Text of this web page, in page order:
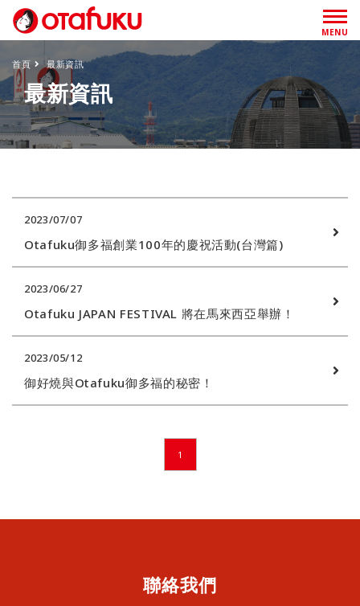
MENU
首頁 最新資訊
最新資訊
2023/07/07
Otafuku御多福創業100年的慶祝活動(台灣篇)
2023/06/27
Otafuku JAPAN FESTIVAL 將在馬來西亞舉辦！
2023/05/12
御好燒與Otafuku御多福的秘密！
1
聯絡我們